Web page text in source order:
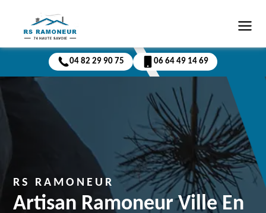
04 82 29 90 75 06 64 49 14 69
RS RAMONEUR
Artisan Ramoneur Ville En